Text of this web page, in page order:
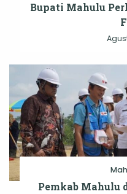
Bupati Mahulu
Pemkab Mahulu